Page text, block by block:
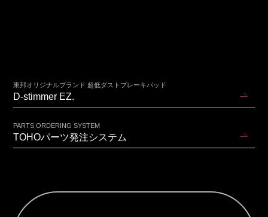
東邦オリジナルブランド 超低ダストブレーキパッド
D-stimmer EZ.
PARTS ORDERING SYSTEM
TOHOパーツ発注システム